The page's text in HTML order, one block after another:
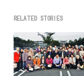
RELATED STORIES